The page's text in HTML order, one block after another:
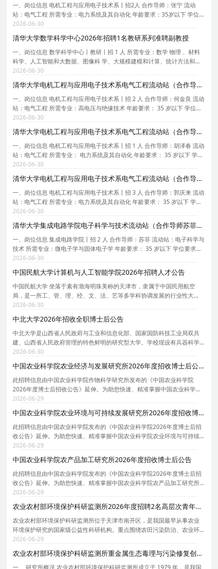
一、岗位信息 电机工程与应用电子技术系丨招2人 合作导师：张宁 流动
站：电气工程 所需专业：电力系统及其自动化 年龄要求：35岁以下 学位要
求：博士 拟从事研究内容或研究计划： 1. 数据驱动的电力系统安全稳定规
则提取 2. 面向电力系统优化决策的可信人工
2026-06-30
清华大学数学科学中心2026年招聘1名教研系列准聘副教授
一、岗位信息 数学科学中心丨教研丨招 1 人 所需专业：数学 物理 、材料
科学、人工智能和大数据、图像科 学、大规模建模和计算、统计方法和应
用、量子计算 和应用数论、数字金融 学位要求：博士 招聘级别：副高 工
作地点：清华大学 类型要求：高端人才 招聘
2026-06-30
清华大学电机工程与应用电子技术系电气工程流动站（合作导师何金良）2026年招聘2名博士后
一、岗位信息 电机工程与应用电子技术系丨招 2 人 合作导师：何金良 流动
站：电气工程 所需专业：高电压与绝缘技术 年龄要求： 35 岁以下 学位要
求：博士 1． 拟从事研究内容或研究计划：先进电力装备关键技术研究；
2． 多物理场耦合仿真分析； 3． 直流绝
2026-06-30
清华大学电机工程与应用电子技术系电气工程流动站（合作导师胡泽春）2026年招聘1名博士后
一、岗位信息 电机工程与应用电子技术系丨招 1 人 合作导师：胡泽春 流动
站：电气工程 所需专业： 电力系统及其自动化 年龄要求： 35 岁以下 学位
要求：博士 拟从事研究内容或研究计划：电力系统源网荷储协同调度与控
制 二、任职要求： 1 、 具有博士学位，
2026-06-30
清华大学电机工程与应用电子技术系电气工程流动站（合作导师郭庆来）2026年招聘3名博士后
一、岗位信息 电机工程与应用电子技术系丨招 3 人 合作导师：郭庆来 流动
站：电气工程 所需专业：电力系统及其自动化 年龄要求： 35 岁以下 学位
要求：博士 拟从事研究内容或研究计划：新型电力系统安全与韧性防御体
系研究，计算机，网络空间安全 二、任职要
2026-06-30
清华大学集成电路学院电子科学与技术流动站（合作导师苏菲）2026年招聘2名博士后
一、岗位信息 集成电路学院丨招 2 人 合作导师：苏菲 流动站：电子科学与
技术 所需专业：微电子学与固体电子学 年龄要求： 35 岁以下 学位要求：
博士 拟从事研究内容或研究计划： 拟从事研究内容或研究计划： 本课题组
面向 AI 赋能复杂工程与科学系统的数字
2026-06-30
中国民航大学计算机与人工智能学院2026年招聘人才公告
中国民航大学 坐落于素有渤海明珠美称的天津市，隶属于中国民用航空
局，是一所工、管、理、经、文、法、艺等多学科协调发展的行业性大
学，是中国民用航空局、天津市、教育部共建高校，是天津市双一流建设
高校和高水平特色大学建设高校。历经70余年开拓进取，
2026-06-30
中北大学2026年招收全职博士后公告
中北大学是山西省人民政府与工业和信息化部、国家国防科技工业局双共
建、山西省人民政府管理的特色鲜明的研究型大学。学校现设有兵器科学
与技术、仪器科学与技术、机械工程、信息与通信工程、材料科学与工
程、化学工程与技术、电子科学与技术等7个博士后科研
2026-06-30
中国农业科学院农业经济与发展研究所2026年度招收博士后公告
此招聘信息由中国农业科学院作物科学研究所发布的《中国农业科学院
2026年度博士后招收公告》延伸。为助您快速、精准掌握中国农业科学院
农业经济与发展研究所的招聘详情， 现特别针对中国农业科学院农业经济
与发展研究所的岗位信息与报考要点单独说明。 为保
2026-06-29
中国农业科学院农业环境与可持续发展研究所2026年度招收博士后公告
此招聘信息由中国农业科学院发布的《中国农业科学院2026年度博士后招
收公告》延伸。为助您快速、精准掌握中国农业科学院农业环境与可持续
发展研究所的招聘详情， 现特别针对中国农业科学院农业环境与可持续发
展研究所的岗位信息与报考要点单独说明。 为保证
2026-06-29
中国农业科学院农产品加工研究所2026年度招收博士后公告
此招聘信息由中国农业科学院发布的《中国农业科学院2026年度博士后招
收公告》延伸。为助您快速、精准掌握中国农业科学院农产品加工研究所
的招聘详情， 现特别针对中国农业科学院农产品加工研究所的岗位信息与
报考要点单独说明。 为保证您获取的招聘信息完整
2026-06-29
农业农村部环境保护科研监测所2026年度招聘2名高层次青年人才公告
农业农村部环境保护科研监测所位于天津市南开区，是我国最早从事农业
环境保护研究的国家级公益性科研机构。重点围绕农田污染防治、农业环
境监测与预警、生态循环农业和乡村生态环境治理四大学科领域的基础
性、战略性、关键性、应急性重大科技问题开展研究工
2026-06-29
农业农村部环境保护科研监测所重金属生态毒理与污染修复创新团队2026年招收博士后公告
一、 研究所概况 农业农村部环境保护科研监测所成立于 1979 年，是我国